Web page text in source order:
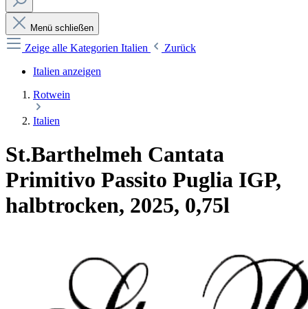
Menü schließen
Zeige alle Kategorien Italien
Zurück
Italien anzeigen
Rotwein
Italien
St.Barthelmeh Cantata
Primitivo Passito Puglia IGP,
halbtrocken, 2025, 0,75l